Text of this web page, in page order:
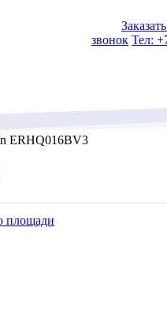
звонок Тел:
площади
ERHQ016BV3